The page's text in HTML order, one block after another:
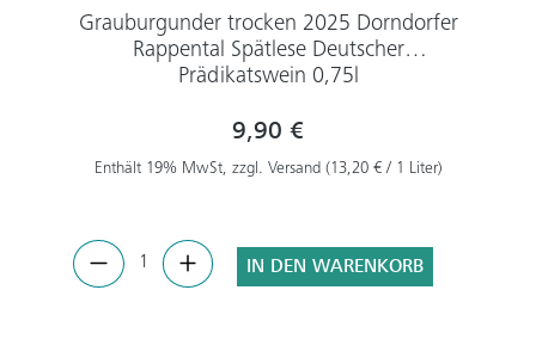
Grauburgunder trocken 2025 Dorndorfer
Rappental Spätlese Deutscher
Prädikatswein 0,75l
9,90 €
Enthält 19% MwSt, zzgl. Versand (13,20 € / 1 Liter)
IN DEN WARENKORB